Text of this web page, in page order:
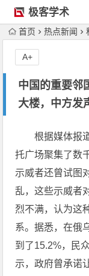
极客学术
首页 热点新闻
中国的重要邻
大楼，中方发
A+
根据媒体报
托广场聚集了数
示威者还曾试图
乱，这些示威者
烈不满，认为这
系。据悉，在俄
到了15.2%，民
示，政府曾承诺